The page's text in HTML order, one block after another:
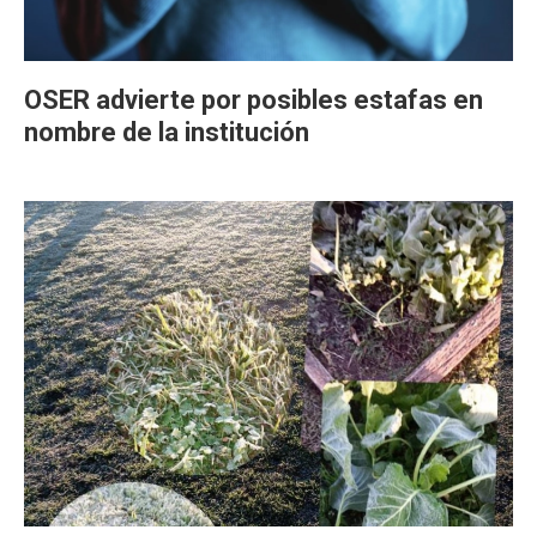
OSER advierte por posibles estafas en
nombre de la institución